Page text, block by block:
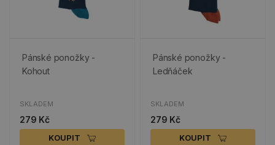
Pánské ponožky -
Kohout
SKLADEM
279 Kč
KOUPIT
Pánské ponožky -
Ledňáček
SKLADEM
279 Kč
KOUPIT